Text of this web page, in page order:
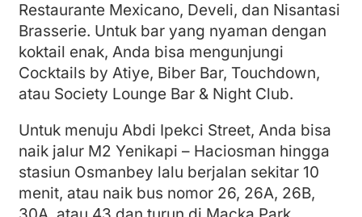
Restaurante Mexicano, Develi, dan Nisantasi
Brasserie. Untuk bar yang nyaman dengan
koktail enak, Anda bisa mengunjungi
Cocktails by Atiye, Biber Bar, Touchdown,
atau Society Lounge Bar & Night Club.
Untuk menuju Abdi Ipekci Street, Anda bisa
naik jalur M2 Yenikapi – Haciosman hingga
stasiun Osmanbey lalu berjalan sekitar 10
menit, atau naik bus nomor 26, 26A, 26B,